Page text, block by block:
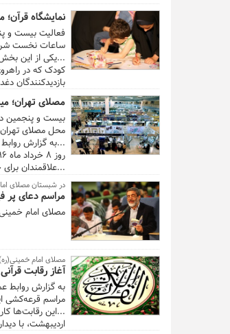
نمایشگاه قرآن؛
فعالیت بیست و
ساعات نخست
...یکی از این
کودک که در
بازدیدکنندگان
مصلای تهران؛
محل مصلای تهران
...به گزارش
...علاقمندان
پارک وسائل
در شبستان مصلای
مراسم دعای
مصلای امام
مصلای امام
آغاز رقابت قرآنی ها از ۳۰
مراسم قرعه‌کشی این مسابقات روز ۲۹ فروردین‌ماه در محل هتل ارم تهران
...این رقابت‌ها کار خود را
اردیبهشت، با